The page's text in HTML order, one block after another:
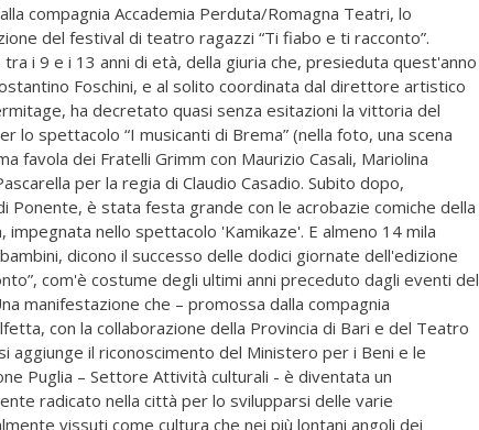
compagnia Accademia Perduta/Romagna Teatri, lo
del festival di teatro ragazzi “Ti fiabo e ti racconto”.
i 9 e i 13 anni di età, della giuria che, presieduta quest'anno
Foschini, e al solito coordinata dal direttore artistico
ha decretato quasi senza esitazioni la vittoria del
lo spettacolo “I musicanti di Brema” (nella foto, una scena
favola dei Fratelli Grimm con Maurizio Casali, Mariolina
per la regia di Claudio Casadio. Subito dopo,
Ponente, è stata festa grande con le acrobazie comiche della
nello spettacolo 'Kamikaze'. E almeno 14 mila
dicono il successo delle dodici giornate dell'edizione
com'è costume degli ultimi anni preceduto dagli eventi del
manifestazione che – promossa dalla compagnia
con la collaborazione della Provincia di Bari e del Teatro
aggiunge il riconoscimento del Ministero per i Beni e le
Puglia – Settore Attività culturali - è diventata un
radicato nella città per lo svilupparsi delle varie
vissuti come cultura che nei più lontani angoli dei